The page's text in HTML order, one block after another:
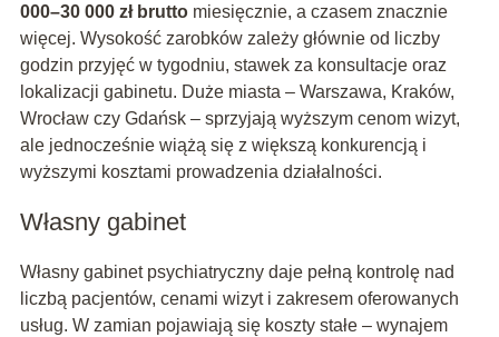
000–30 000 zł bruttomiesięcznie, a czasem znacznie
więcej. Wysokość zarobków zależy głównie od liczby
godzin przyjęć w tygodniu, stawek za konsultacje oraz
lokalizacji gabinetu. Duże miasta – Warszawa, Kraków,
Wrocław czy Gdańsk – sprzyjają wyższym cenom wizyt,
ale jednocześnie wiążą się z większą konkurencją i
wyższymi kosztami prowadzenia działalności.
Własny gabinet
Własny gabinet psychiatryczny daje pełną kontrolę nad
liczbą pacjentów, cenami wizyt i zakresem oferowanych
usług. W zamian pojawiają się koszty stałe – wynajem